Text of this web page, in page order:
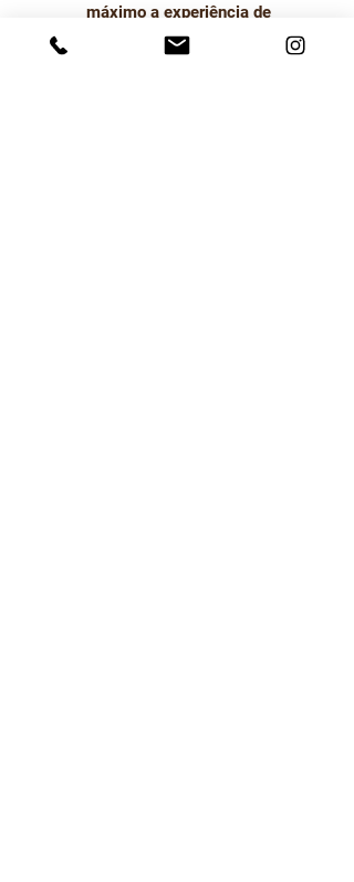
máximo a experiência de
degustar e conhecer cafés
especiais de qualidade!